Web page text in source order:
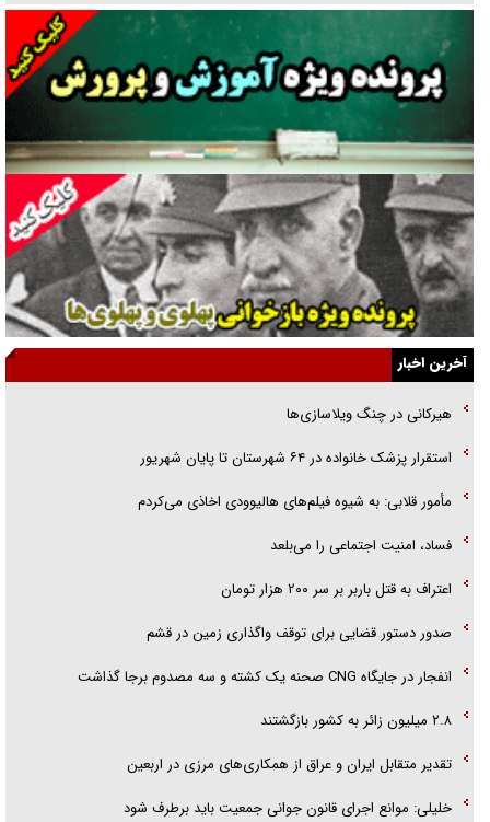
فوتبال و آن «بالا»!
راهبرد غافلگیری با نسل جدید پهپاد‌ها
جنجال پزشکان تقلبی در صنعت زیبایی
یهودی‌ها در ادبیات داستانی اروپا؛ از شکسپیر تا دیکنز
گفت‌وگو با خواهر یکی از شهدای جنگ رمضان/ خواهرم فرمانده جهادی و
اهل خدمت بی‌منت بود
جزئیات شکنجه‌هایم فراتر از آن است که در بیان بگنجد!
پلیس
آخرین اخبار
هیرکانی در چنگ ویلاسازی‌ها
‌استقرار پزشک خانواده در ۶۴ شهرستان تا پایان شهریور
مأمور قلابی: به شیوه فیلم‌های هالیوودی اخاذی می‌کردم
فساد، امنیت اجتماعی را می‌بلعد
‌‌اعتراف به قتل باربر بر سر ۲۰۰ هزار تومان
صدور دستور قضایی برای توقف واگذاری زمین در قشم
انفجار در جایگاه CNG صحنه یک کشته و سه مصدوم برجا گذاشت
۲.۸ میلیون زائر به کشور بازگشتند
تقدیر متقابل ایران و عراق از همکاری‌های مرزی در اربعین
خلیلی: موانع اجرای قانون جوانی جمعیت باید برطرف شود